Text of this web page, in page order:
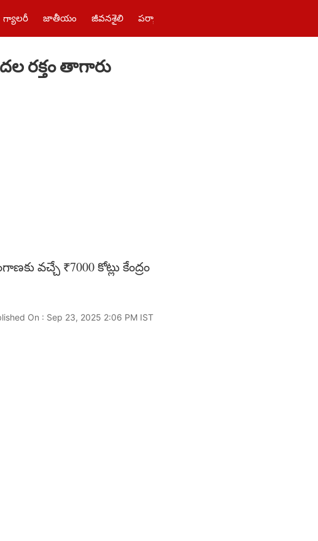
గ్యాలరీ జాతీయం జీవనశైలి పర్యాటకం
రక్తం తాగారు
వచ్చే ₹7000 కోట్లు కేంద్రం
On : Sep 23, 2025 2:06 PM IST